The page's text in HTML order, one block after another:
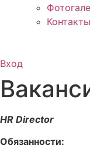
Контакты
Вход
HR Director
Обязанности: